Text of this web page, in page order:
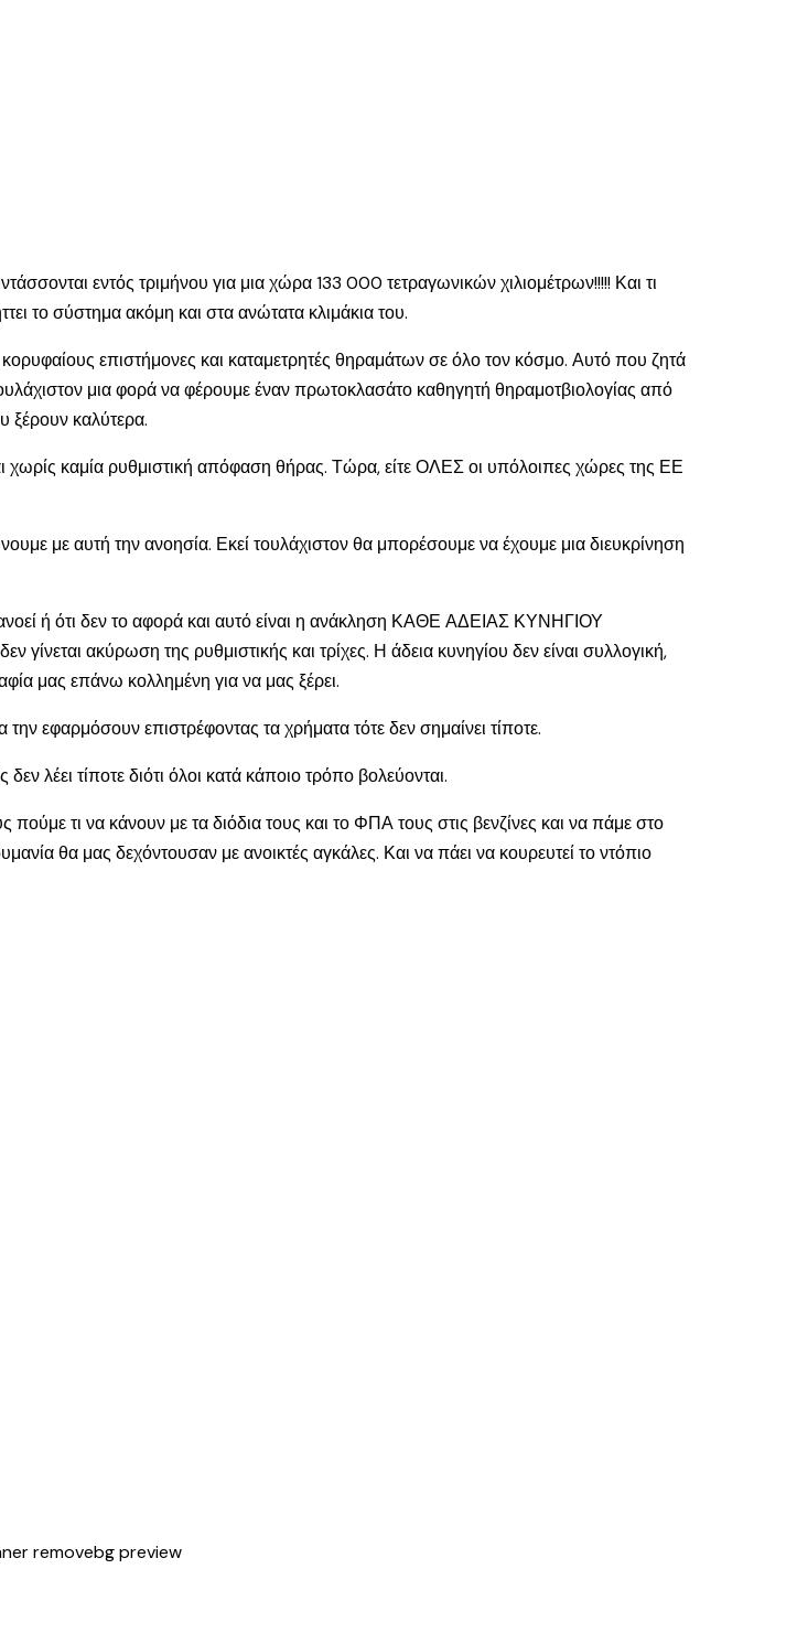
εντός τριμήνου για μια χώρα 133 000 τετραγωνικών χιλιομέτρων!!!!! Και τι
το σύστημα ακόμη και στα ανώτατα κλιμάκια του.
επιστήμονες και καταμετρητές θηραμάτων σε όλο τον κόσμο. Αυτό που ζητά
μια φορά να φέρουμε έναν πρωτοκλασάτο καθηγητή θηραμοτβιολογίας από
ξέρουν καλύτερα.
καμία ρυθμιστική απόφαση θήρας. Τώρα, είτε ΟΛΕΣ οι υπόλοιπες χώρες της ΕΕ
με αυτή την ανοησία. Εκεί τουλάχιστον θα μπορέσουμε να έχουμε μια διευκρίνηση
ή ότι δεν το αφορά και αυτό είναι η ανάκληση ΚΑΘΕ ΑΔΕΙΑΣ ΚΥΝΗΓΙΟΥ
ακύρωση της ρυθμιστικής και τρίχες. Η άδεια κυνηγίου δεν είναι συλλογική,
μας επάνω κολλημένη για να μας ξέρει.
εφαρμόσουν επιστρέφοντας τα χρήματα τότε δεν σημαίνει τίποτε.
λέει τίποτε διότι όλοι κατά κάποιο τρόπο βολεύονται.
πούμε τι να κάνουν με τα διόδια τους και το ΦΠΑ τους στις βενζίνες και να πάμε στο
θα μας δεχόντουσαν με ανοικτές αγκάλες. Και να πάει να κουρευτεί το ντόπιο